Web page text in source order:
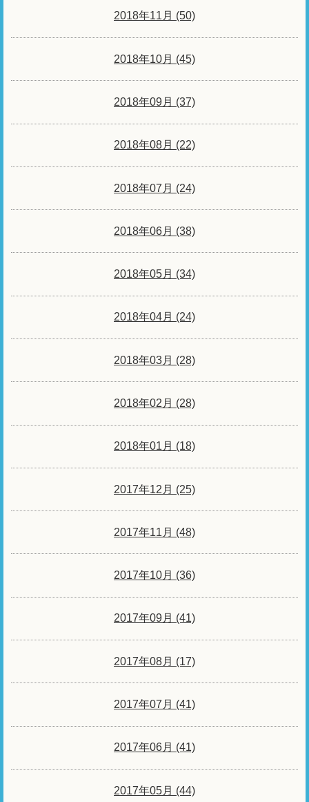
2018年11月 (50)
2018年10月 (45)
2018年09月 (37)
2018年08月 (22)
2018年07月 (24)
2018年06月 (38)
2018年05月 (34)
2018年04月 (24)
2018年03月 (28)
2018年02月 (28)
2018年01月 (18)
2017年12月 (25)
2017年11月 (48)
2017年10月 (36)
2017年09月 (41)
2017年08月 (17)
2017年07月 (41)
2017年06月 (41)
2017年05月 (44)